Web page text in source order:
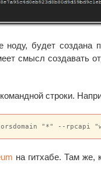
ноду, будет создана
смысл создавать
строки.
"*" --rpcapi
на гитхабе. Там же,